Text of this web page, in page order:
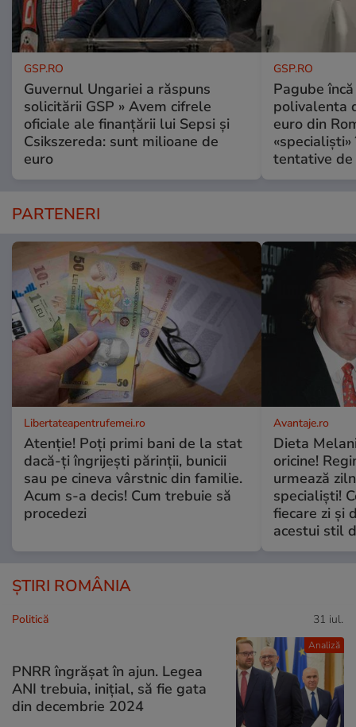
GSP.RO
Guvernul Ungariei a răspuns
solicitării GSP » Avem cifrele
oficiale ale finanțării lui Sepsi și
Csikszereda: sunt milioane de
euro
GSP.RO
Pagube
polivalenta
euro din
tentative de
PARTENERI
Libertateapentrufemei.ro
Atenție! Poți primi bani de la stat
dacă-ți îngrijești părinții, bunicii
sau pe cineva vârstnic din familie.
Acum s-a decis! Cum trebuie să
procedezi
Avantaje.ro
Dieta
oricine!
urmează
specialiști!
fiecare zi și
acestui stil
ȘTIRI ROMÂNIA
Analiză
Politică 31 iul.
PNRR îngrășat în ajun. Legea
ANI trebuia, inițial, să fie gata
din decembrie 2024